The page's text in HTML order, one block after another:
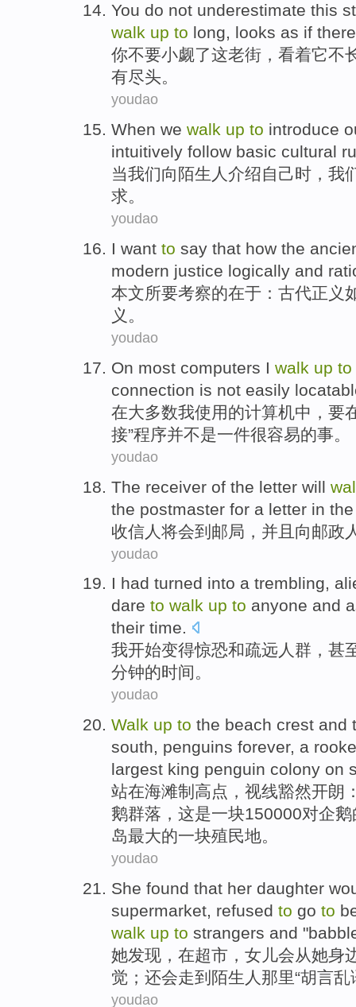
You do not underestimate this
walk up to long, looks as if
你不要小觑了这老街 ， 看着它不
有尽头。
youdao
When we walk up to introduce
intuitively follow basic cultural
当我们向 陌生人 介绍自己时，我
求。
youdao
I want to say that how the
modern justice logically and
本文所要考察的在于 ： 古代正义
义。
youdao
On most computers I walk up to
connection is not easily
在大多数我使用的计算机中， 要
接”程序并不是一件很容易的事。
youdao
The receiver of the letter will
the postmaster for a letter in the
收信人 将会到邮局 ， 并且 向邮政
youdao
I had turned into a trembling,
dare to walk up to anyone and
their time.
我开始变得惊恐和疏远 人群，甚
分钟的时间。
youdao
Walk up to the beach crest and
south, penguins forever, a
largest king penguin colony on
站在海滩制高点 ， 视线豁然开朗
鹅群落 ，这是一块150000对企鹅
岛最大的一块殖民地。
youdao
She found that her daughter
supermarket, refused to go to
walk up to strangers and "
她发现 ， 在超市 ， 女儿会从她身
觉 ；还会走到 陌生人 那里“胡言乱
youdao